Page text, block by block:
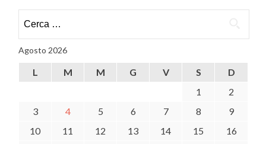
per:
Agosto 2026
L M M G V S
D
1
2
3
4 5 6 7 8
9
10
11 12 13 14 15
16